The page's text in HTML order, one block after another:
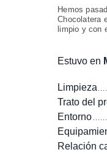
Hemos
Chocolatera
limpio y con
Estuvo en
Limpieza
Trato del
Entorno
Relación